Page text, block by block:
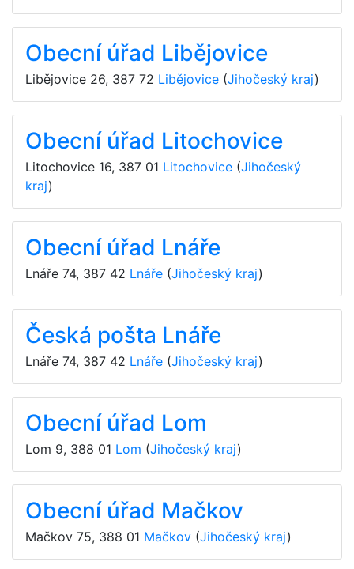
Obecní úřad Libějovice
Libějovice 26, 387 72 Libějovice (Jihočeský kraj)
Obecní úřad Litochovice
Litochovice 16, 387 01 Litochovice (Jihočeský
kraj)
Obecní úřad Lnáře
Lnáře 74, 387 42 Lnáře (Jihočeský kraj)
Česká pošta Lnáře
Lnáře 74, 387 42 Lnáře (Jihočeský kraj)
Obecní úřad Lom
Lom 9, 388 01 Lom (Jihočeský kraj)
Obecní úřad Mačkov
Mačkov 75, 388 01 Mačkov (Jihočeský kraj)